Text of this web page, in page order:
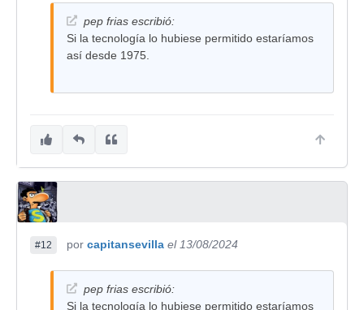
pep frias escribió:
Si la tecnología lo hubiese permitido estaríamos
así desde 1975.
#12 por capitansevilla el 13/08/2024
pep frias escribió:
Si la tecnología lo hubiese permitido estaríamos